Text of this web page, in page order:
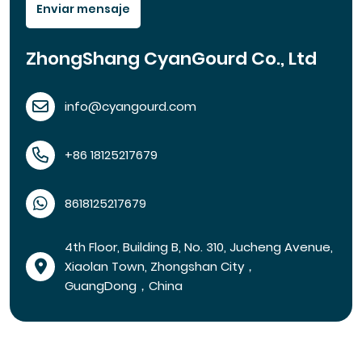
Enviar mensaje
ZhongShang CyanGourd Co., Ltd
info@cyangourd.com
+86 18125217679
8618125217679
4th Floor, Building B, No. 310, Jucheng Avenue,
Xiaolan Town, Zhongshan City，
GuangDong，China